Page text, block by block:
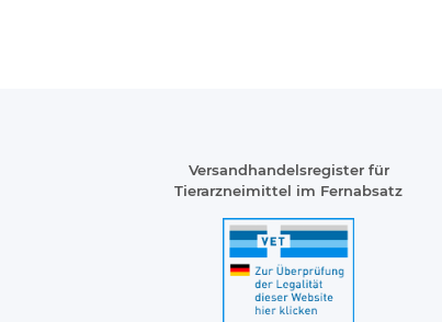
Versandhandelsregister für
Tierarzneimittel im Fernabsatz